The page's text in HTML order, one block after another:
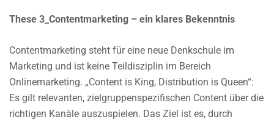
These 3_Contentmarketing – ein klares Bekenntnis
Contentmarketing steht für eine neue Denkschule im
Marketing und ist keine Teildisziplin im Bereich
Onlinemarketing. „Content is King, Distribution is Queen“:
Es gilt relevanten, zielgruppenspezifischen Content über die
richtigen Kanäle auszuspielen. Das Ziel ist es, durch